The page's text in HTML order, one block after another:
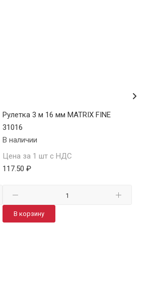
Рулетка 3 м 16 мм MATRIX FINE
31016
В наличии
Цена за 1 шт с НДС
117.50 ₽
В корзину